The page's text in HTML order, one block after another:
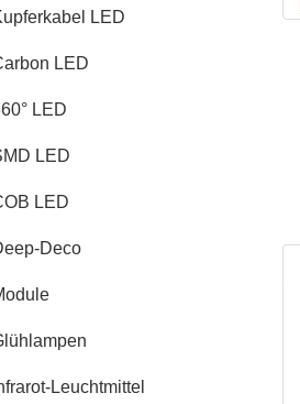
LED
LED
LED
LED
LED
Deco
Leuchtmittel